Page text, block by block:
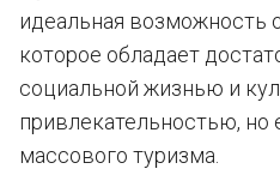
идеальная возможность
которое обладает
социальной жизнью и
привлекательностью, но
массового туризма.